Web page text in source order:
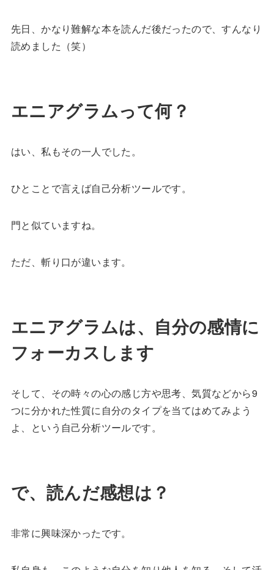
先日、かなり難解な本を読んだ後だったので、すんなり
読めました（笑）
エニアグラムって何？
はい、私もその一人でした。
ひとことで言えば自己分析ツールです。
門と似ていますね。
ただ、斬り口が違います。
エニアグラムは、自分の感情に
フォーカスします
そして、その時々の心の感じ方や思考、気質などから9
つに分かれた性質に自分のタイプを当てはめてみよう
よ、という自己分析ツールです。
で、読んだ感想は？
非常に興味深かったです。